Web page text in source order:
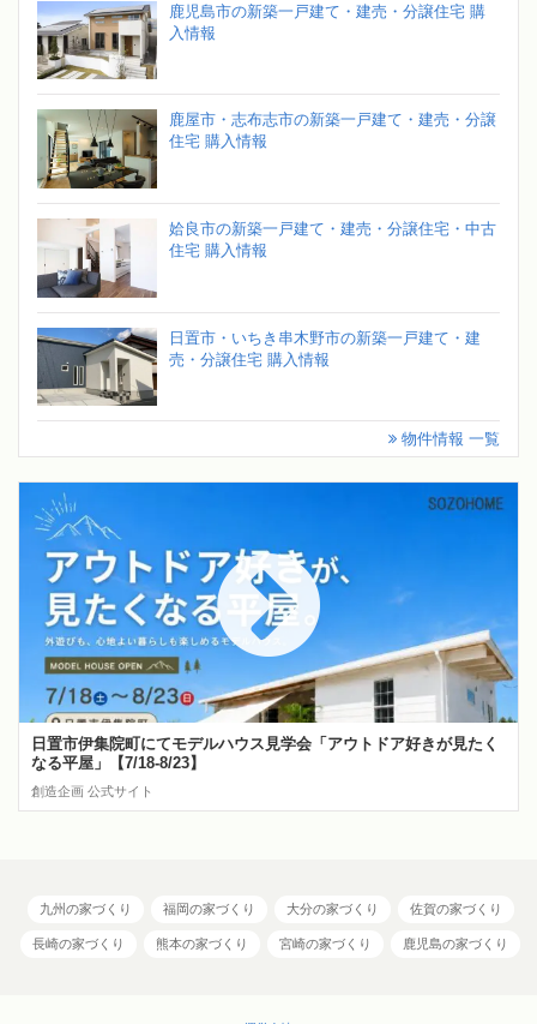
鹿児島市の新築一戸建て・建売・分譲住宅 購
入情報
鹿屋市・志布志市の新築一戸建て・建売・分譲
住宅 購入情報
姶良市の新築一戸建て・建売・分譲住宅・中古
住宅 購入情報
日置市・いちき串木野市の新築一戸建て・建
売・分譲住宅 購入情報
物件情報 一覧
日置市伊集院町にてモデルハウス見学会「アウトドア好きが見たく
なる平屋」【7/18-8/23】
創造企画 公式サイト
九州の家づくり 福岡の家づくり 大分の家づくり 佐賀の家づくり
長崎の家づくり 熊本の家づくり 宮崎の家づくり 鹿児島の家づくり